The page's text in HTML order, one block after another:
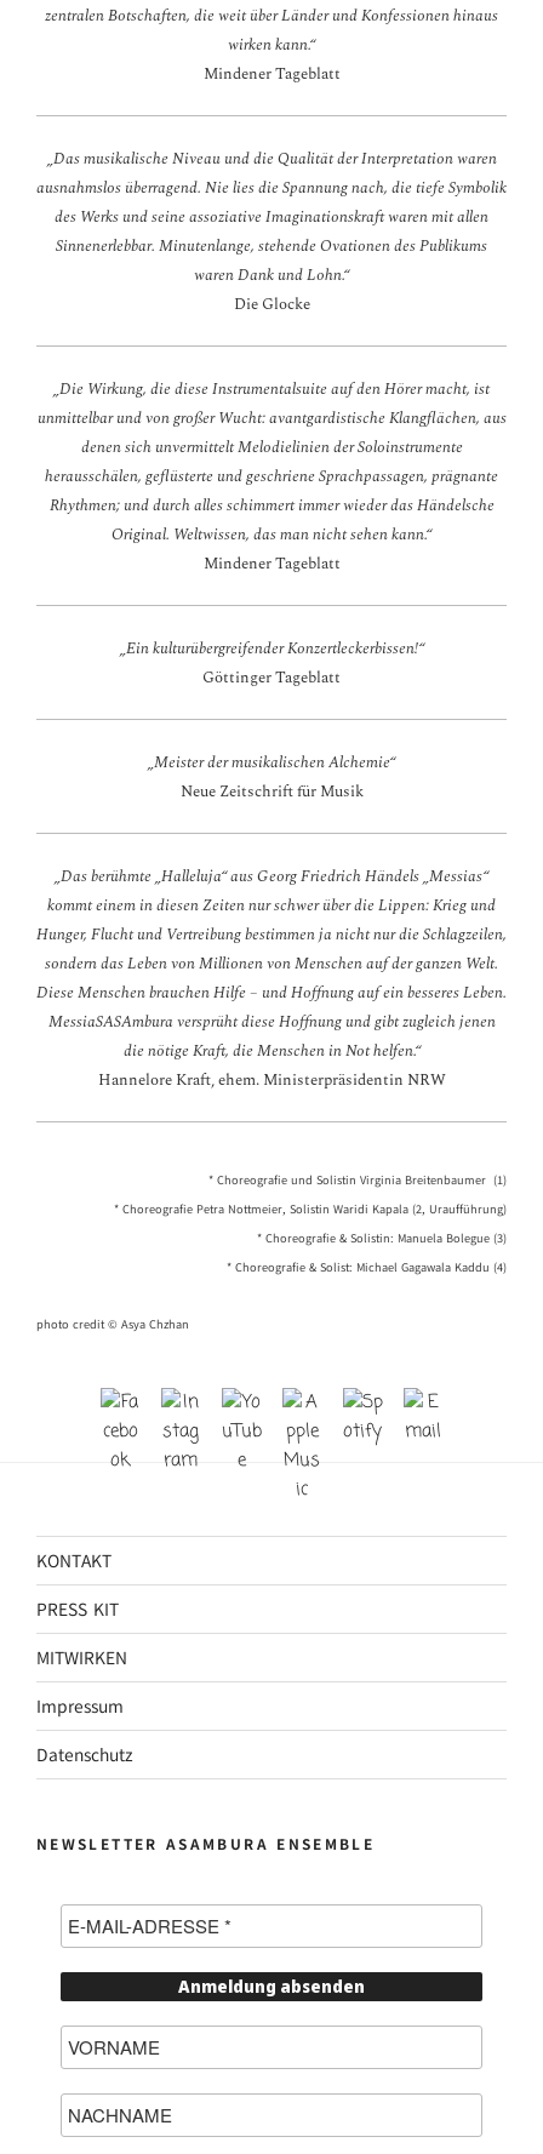
zentralen Botschaften, die weit über Länder und Konfessionen hinaus
wirken kann.“
Mindener Tageblatt
„Das musikalische Niveau und die Qualität der Interpretation waren
ausnahmslos überragend. Nie lies die Spannung nach, die tiefe Symbolik
des Werks und seine assoziative Imaginationskraft waren mit allen
Sinnenerlebbar. Minutenlange, stehende Ovationen des Publikums
waren Dank und Lohn.“
Die Glocke
„Die Wirkung, die diese Instrumentalsuite auf den Hörer macht, ist
unmittelbar und von großer Wucht: avantgardistische Klangflächen, aus
denen sich unvermittelt Melodielinien der Soloinstrumente
herausschälen, geflüsterte und geschriene Sprachpassagen, prägnante
Rhythmen; und durch alles schimmert immer wieder das Händelsche
Original. Weltwissen, das man nicht sehen kann.“
Mindener Tageblatt
„Ein kulturübergreifender Konzertleckerbissen!“
Göttinger Tageblatt
„Meister der musikalischen Alchemie“
Neue Zeitschrift für Musik
„Das berühmte „Halleluja“ aus Georg Friedrich Händels „Messias“
kommt einem in diesen Zeiten nur schwer über die Lippen: Krieg und
Hunger, Flucht und Vertreibung bestimmen ja nicht nur die Schlagzeilen,
sondern das Leben von Millionen von Menschen auf der ganzen Welt.
Diese Menschen brauchen Hilfe – und Hoffnung auf ein besseres Leben.
MessiaSASAmbura versprüht diese Hoffnung und gibt zugleich jenen
die nötige Kraft, die Menschen in Not helfen.“
Hannelore Kraft, ehem. Ministerpräsidentin NRW
* Choreografie und Solistin Virginia Breitenbaumer (1)
* Choreografie Petra Nottmeier, Solistin Waridi Kapala (2, Uraufführung)
* Choreografie & Solistin: Manuela Bolegue (3)
* Choreografie & Solist: Michael Gagawala Kaddu (4)
photo credit © Asya Chzhan
KONTAKT
PRESS KIT
MITWIRKEN
Impressum
Datenschutz
NEWSLETTER ASAMBURA ENSEMBLE